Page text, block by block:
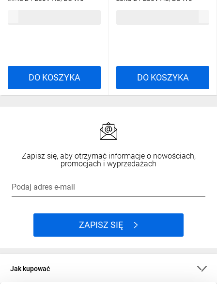
DO KOSZYKA DO KOSZYKA
Zapisz się, aby otrzymać informacje o nowościach,
promocjach i wyprzedażach
Podaj adres e-mail
ZAPISZ SIĘ
Jak kupować